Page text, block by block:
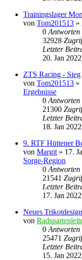
Trainingslager
von Tom201513 »
0 Antworten
32928
Letzter
20. Jan
ZTS Racing - Sieg
von Tom201513 »
Ergebnisse
0 Antworten
21300
Letzter
18. Jan
9. RTF Hüttener
von Margit » 17.
Sorge-Region
0 Antworten
21541
Letzter
17. Jan
Neues Trikotdesign
von
0 Antworten
25471
Letzter
15. Jan